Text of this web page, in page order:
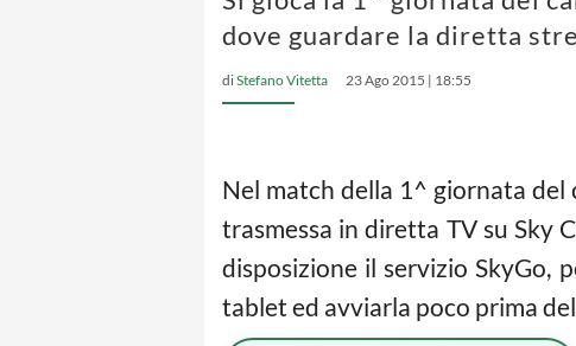
dove guardare la diretta
diStefano Vitetta 23 Ago 2015 | 18:55
Nel match della 1^ giornata del
trasmessa in diretta TV su Sky
disposizione il servizio SkyGo,
tablet ed avviarla poco prima